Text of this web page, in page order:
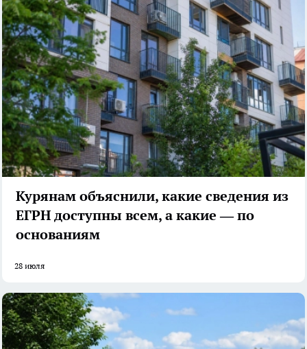
Курянам объяснили, какие сведения из
ЕГРН доступны всем, а какие — по
основаниям
28 июля